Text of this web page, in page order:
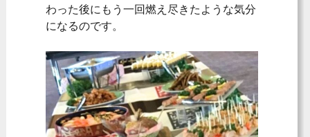
わった後にもう一回燃え尽きたような気分
になるのです。